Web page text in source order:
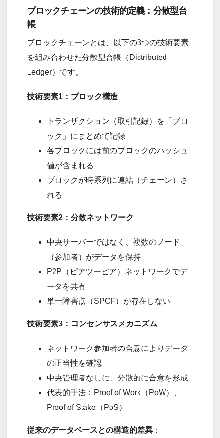
ブロックチェーンの技術的定義：分散型台
帳
ブロックチェーンとは、以下の3つの技術要素
を組み合わせた分散型台帳（Distributed
Ledger）です。
技術要素1：ブロック構造
トランザクション（取引記録）を「ブロ
ック」にまとめて記録
各ブロックには前のブロックのハッシュ
値が含まれる
ブロックが時系列に連結（チェーン）さ
れる
技術要素2：分散ネットワーク
中央サーバーではなく、複数のノード
（参加者）がデータを保持
P2P（ピアツーピア）ネットワークでデ
ータを共有
単一障害点（SPOF）が存在しない
技術要素3：コンセンサスメカニズム
ネットワーク参加者の合意によりデータ
の正当性を確認
中央管理者なしに、分散的に合意を形成
代表的手法：Proof of Work（PoW）、
Proof of Stake（PoS）
従来のデータベースとの構造的差異 ：